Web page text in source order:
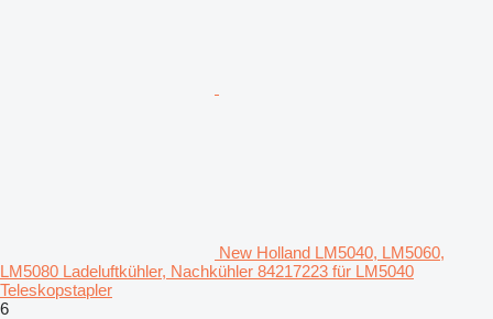
New Holland LM5040, LM5060,
LM5080 Ladeluftkühler, Nachkühler 84217223 für LM5040
Teleskopstapler
6